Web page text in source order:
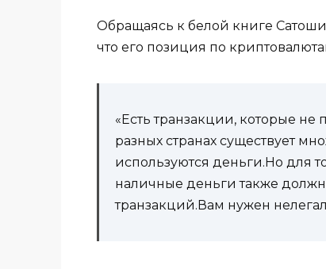
Обращаясь к белой книге
что его позиция по
«Есть транзакции, которые не
разных странах существует
используются деньги.Но для
наличные деньги также
транзакций.Вам нужен